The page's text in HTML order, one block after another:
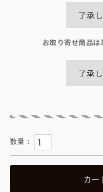
了承
お取り寄せ商品
了承
カー